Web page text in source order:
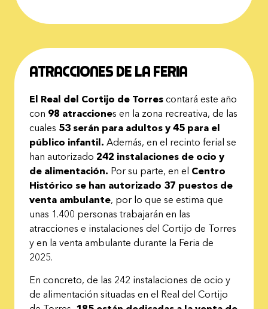
Atracciones de la Feria
El Real del Cortijo de Torres contará este año
con 98 atracciones en la zona recreativa, de las
cuales 53 serán para adultos y 45 para el
público infantil. Además, en el recinto ferial se
han autorizado 242 instalaciones de ocio y
de alimentación. Por su parte, en el Centro
Histórico se han autorizado 37 puestos de
venta ambulante, por lo que se estima que
unas 1.400 personas trabajarán en las
atracciones e instalaciones del Cortijo de Torres
y en la venta ambulante durante la Feria de
2025.
En concreto, de las 242 instalaciones de ocio y
de alimentación situadas en el Real del Cortijo